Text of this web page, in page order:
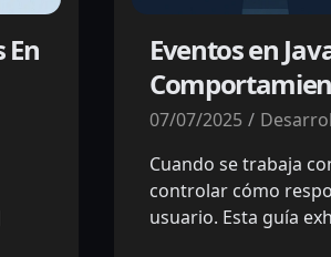
En
Eventos en
07/07/2025
Cuando se trabaja
controlar cómo
usuario. Esta guía